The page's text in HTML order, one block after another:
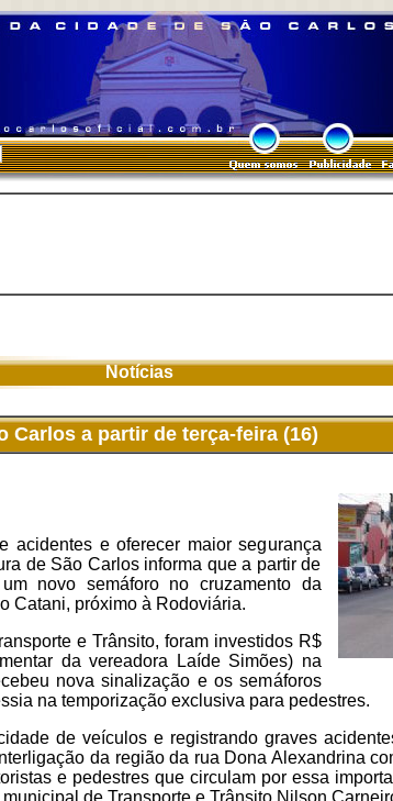
Notícias
Carlos a partir de terça-feira (16)
acidentes e oferecer maior segurança
de São Carlos informa que a partir de
novo semáforo no cruzamento da
Catani, próximo à Rodoviária.
e Trânsito, foram investidos R$
da vereadora Laíde Simões) na
nova sinalização e os semáforos
na temporização exclusiva para pedestres.
de veículos e registrando graves
da região da rua Dona Alexandrina
e pedestres que circulam por essa
de Transporte e Trânsito Nilson